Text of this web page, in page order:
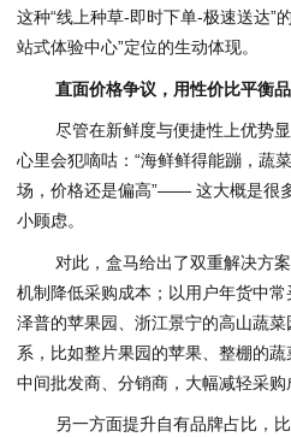
这种“线上种草-即时下单-极速送达”
站式体验中心”定位的生动体现。
直面价格争议，用性价比平衡
尽管在新鲜度与便捷性上优势
心里会犯嘀咕：“海鲜鲜得能蹦，蔬
场，价格还是偏高”—— 这大概是很
小顾虑。
对此，盒马给出了双重解决方
机制降低采购成本；以用户年货中
泽普的苹果园、浙江景宁的高山蔬
系，比如整片果园的苹果、整棚的
中间批发商、分销商，大幅减轻采购
另一方面提升自有品牌占比，